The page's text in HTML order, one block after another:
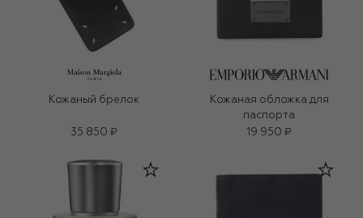
Кожаный брелок
35 850 ₽
Кожаная обложка для
паспорта
19 950 ₽